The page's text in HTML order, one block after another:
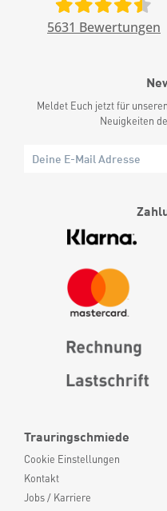
Trauringschmiede
Cookie Einstellungen
Kontakt
Jobs / Karriere
5631 Bewertungen
Meldet Euch jetzt für
Neuigkeiten